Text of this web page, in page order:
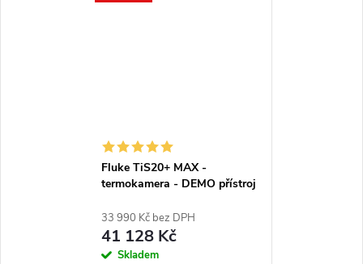
Fluke TiS20+ MAX -
termokamera - DEMO přístroj
33 990 Kč bez DPH
41 128 Kč
Skladem